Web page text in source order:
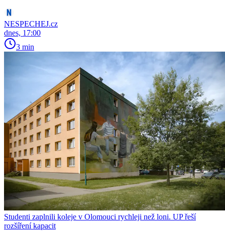
NESPECHEJ.cz
dnes, 17:00
3 min
Studenti zaplnili koleje v Olomouci rychleji než loni. UP řeší
rozšíření kapacit